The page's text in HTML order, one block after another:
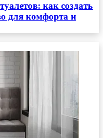
как создать
для комфорта и